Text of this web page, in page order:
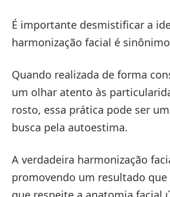
É importante desmistificar a
harmonização facial é
Quando realizada de forma
um olhar atento às
rosto, essa prática pode ser
busca pela autoestima.
A verdadeira harmonização
promovendo um resultado